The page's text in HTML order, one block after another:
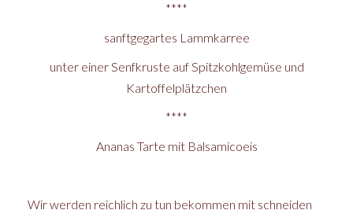
****
sanftgegartes Lammkarree
unter einer Senfkruste auf Spitzkohlgemüse und
Kartoffelplätzchen
****
Ananas Tarte mit Balsamicoeis
Wir werden reichlich zu tun bekommen mit schneiden